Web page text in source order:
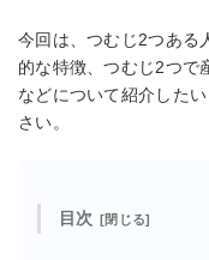
今回は、つむじ2つある
的な特徴、つむじ2つで
などについて紹介した
さい。
目次